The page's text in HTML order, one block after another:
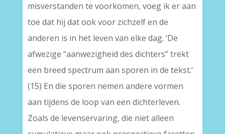
misverstanden te voorkomen, voeg ik er aan
toe dat hij dat ook voor zichzelf en de
anderen is in het leven van elke dag. ‘De
afwezige “aanwezigheid des dichters” trekt
een breed spectrum aan sporen in de tekst.’
(15) En die sporen nemen andere vormen
aan tijdens de loop van een dichterleven.
Zoals de levenservaring, die niet alleen